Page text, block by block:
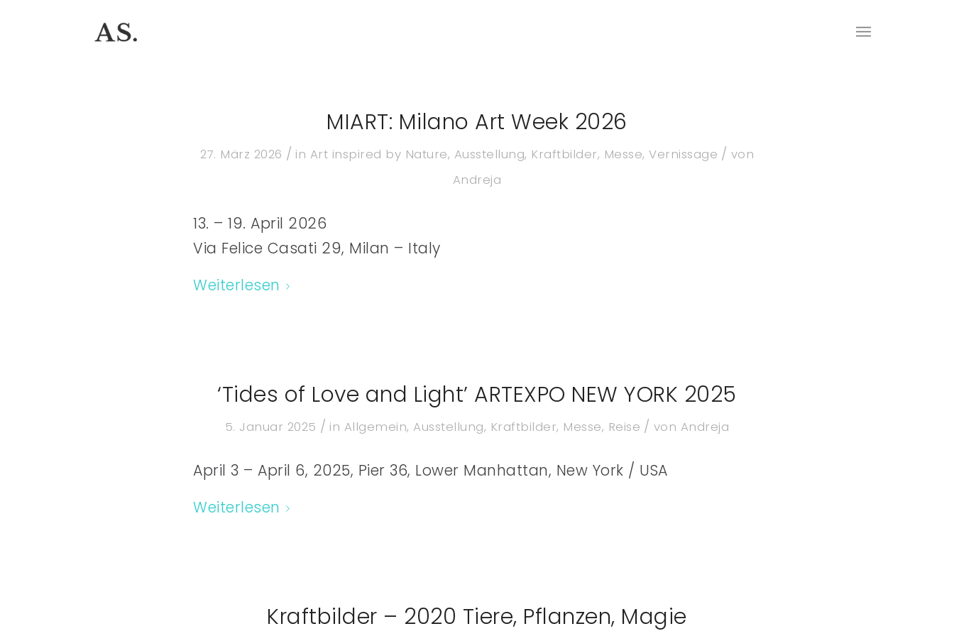
MIART: Milano Art Week 2026
27. März 2026 / in Art inspired by Nature, Ausstellung, Kraftbilder, Messe, Vernissage / von
Andreja
13. – 19. April 2026
Via Felice Casati 29, Milan – Italy
Weiterlesen
‘Tides of Love and Light’ ARTEXPO NEW YORK 2025
5. Januar 2025 / in Allgemein, Ausstellung, Kraftbilder, Messe, Reise / von Andreja
April 3 – April 6, 2025, Pier 36, Lower Manhattan, New York / USA
Weiterlesen
Kraftbilder – 2020 Tiere, Pflanzen, Magie